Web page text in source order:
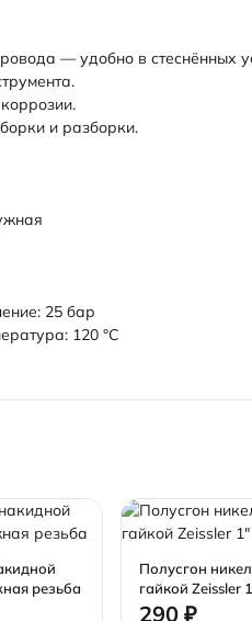
— удобно в стеснённых
и разборки.
25 бар
120 °С
резьба
Полусгон
гайкой Zeissler
290 ₽